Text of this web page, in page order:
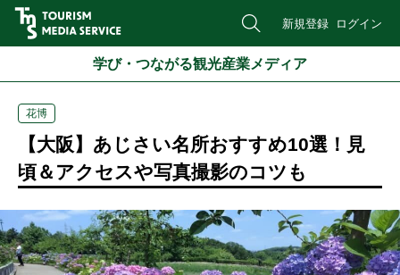
新規登録 ログイン
学び・つながる観光産業メディア
花博
【大阪】あじさい名所おすすめ10選！見
頃＆アクセスや写真撮影のコツも